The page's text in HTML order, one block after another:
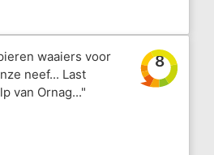
waaiers voor
neef... Last
van Ornag..."
8